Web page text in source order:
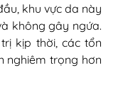
khu vực da này
không gây ngứa.
kịp thời, các tổn
nghiêm trọng hơn